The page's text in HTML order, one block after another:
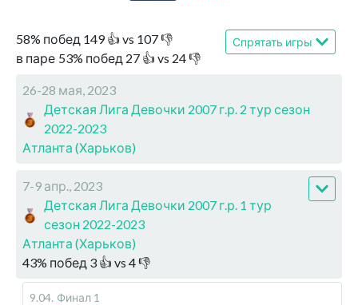
58% побед 149👍 vs 107👎
в паре 53% побед 27 👍 vs 24👎
Спрятать игры
26-28 мая, 2023
Детская Лига Девочки 2007 г.р. 2 тур сезон
2022-2023
Атланта (Харьков)
7-9 апр., 2023
Детская Лига Девочки 2007 г.р. 1 тур
сезон 2022-2023
Атланта (Харьков)
43% побед 3 👍 vs 4👎
9.04. Финал 1